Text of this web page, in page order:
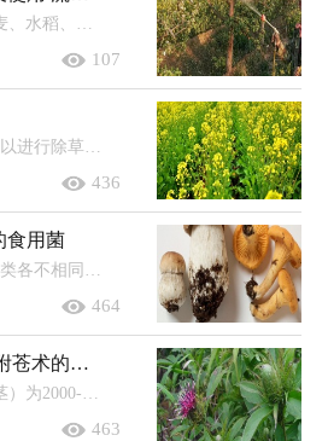
1、使用方法：玉米、小麦、水稻、瓜果、油菜、花椰菜、大白菜、甘蓝等作物使用时的稀释倍数为1500-2000倍，果树、棉花等经济作物以及...
107
436
食用菌
464
三年苍术亩产多少斤 附苍术的种植方法
463